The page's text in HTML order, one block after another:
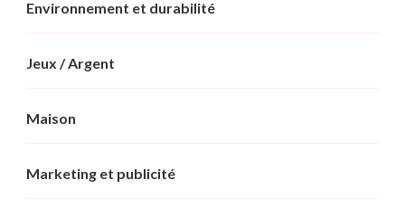
Environnement et durabilité
Jeux / Argent
Maison
Marketing et publicité